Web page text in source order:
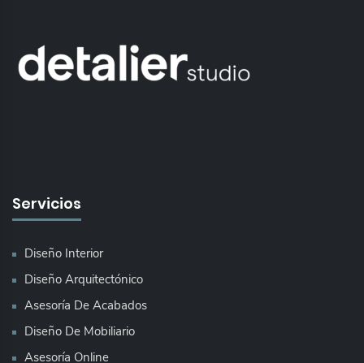
Servicios
Diseño Interior
Diseño Arquitectónico
Asesoría De Acabados
Diseño De Mobiliario
Asesoría Online